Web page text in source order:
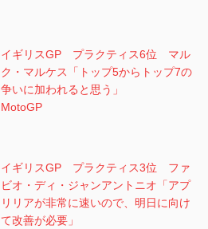
イギリスGP プラクティス6位 マル
ク・マルケス「トップ5からトップ7の
争いに加われると思う」
MotoGP
イギリスGP プラクティス3位 ファ
ビオ・ディ・ジャンアントニオ「アプ
リリアが非常に速いので、明日に向け
て改善が必要」